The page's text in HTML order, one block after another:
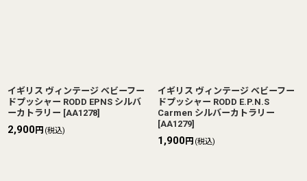
イギリス ヴィンテージ ベビーフー
ドプッシャー RODD EPNS シルバ
ーカトラリー [AA1278]
2,900円 (税込)
イギリス ヴィンテージ ベビーフー
ドプッシャー RODD E.P.N.S
Carmen シルバーカトラリー
[AA1279]
1,900円 (税込)